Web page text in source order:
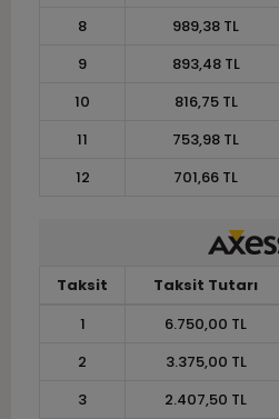
8
989,38 TL
9
893,48 TL
10
816,75 TL
11
753,98 TL
12
701,66 TL
Taksit Taksit Tutarı
1
6.750,00 TL
2
3.375,00 TL
3
2.407,50 TL